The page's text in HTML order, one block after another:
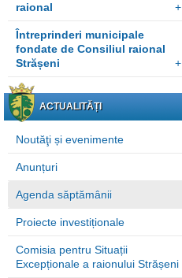
raional
+
Întreprinderi municipale
fondate de Consiliul raional
Strășeni
+
ACTUALITĂȚI
Noutăţi și evenimente
Anunțuri
Agenda săptămânii
Proiecte investiționale
Comisia pentru Situații
Excepționale a raionului Strășeni